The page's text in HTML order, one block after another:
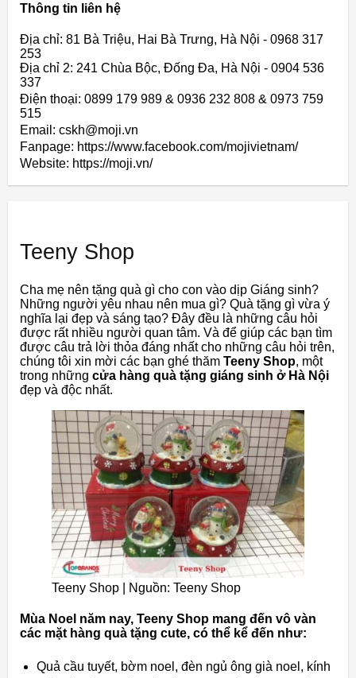
Thông tin liên hệ
Địa chỉ: 81 Bà Triệu, Hai Bà Trưng, Hà Nội - 0968 317
253
Địa chỉ 2: 241 Chùa Bộc, Đống Đa, Hà Nội - 0904 536
337
Điện thoại: 0899 179 989 & 0936 232 808 & 0973 759
515
Email: cskh@moji.vn
Fanpage: https://www.facebook.com/mojivietnam/
Website: https://moji.vn/
Teeny Shop
Cha mẹ nên tặng quà gì cho con vào dịp Giáng sinh?
Những người yêu nhau nên mua gì? Quà tặng gì vừa ý
nghĩa lại đẹp và sáng tạo? Đây đều là những câu hỏi
được rất nhiều người quan tâm. Và để giúp các bạn tìm
được câu trả lời thỏa đáng nhất cho những câu hỏi trên,
chúng tôi xin mời các bạn ghé thăm Teeny Shop, một
trong những cửa hàng quà tặng giáng sinh ở Hà Nội
đẹp và độc nhất.
Teeny Shop | Nguồn: Teeny Shop
Mùa Noel năm nay, Teeny Shop mang đến vô vàn
các mặt hàng quà tặng cute, có thể kể đến như:
Quả cầu tuyết, bờm noel, đèn ngủ ông già noel, kính